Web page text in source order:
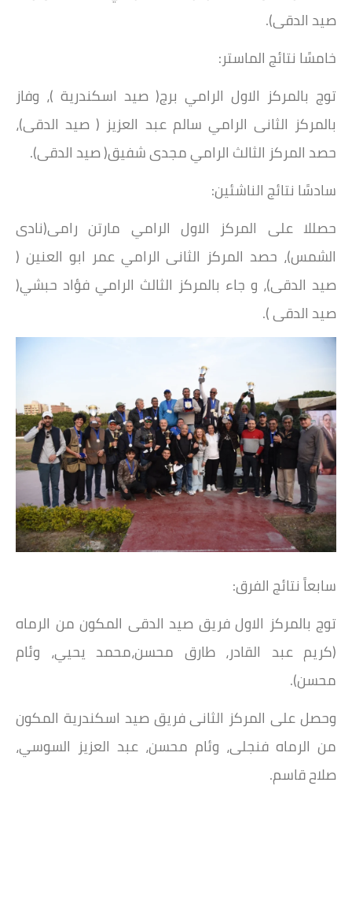
صيد الدقى).
خامسًا نتائج الماستر:
توج بالمركز الاول الرامي برج( صيد اسكندرية )، وفاز
بالمركز الثانى الرامي سالم عبد العزيز ( صيد الدقى)،
حصد المركز الثالث الرامي مجدى شفيق( صيد الدقى).
سادسًا نتائج الناشئين:
حصللا على المركز الاول الرامي مارتن رامى(نادى
الشمس)، حصد المركز الثانى الرامي عمر ابو العنين (
صيد الدقى)، و جاء بالمركز الثالث الرامي فؤاد حبشي(
صيد الدقى ).
سابعاً نتائج الفرق:
توج بالمركز الاول فريق صيد الدقى المكون من الرماه
(كريم عبد القادر، طارق محسن،محمد يحيي، وئام
محسن).
وحصل على المركز الثانى فريق صيد اسكندرية المكون
من الرماه فنجلى، وئام محسن، عبد العزيز السوسي،
صلاح قاسم.